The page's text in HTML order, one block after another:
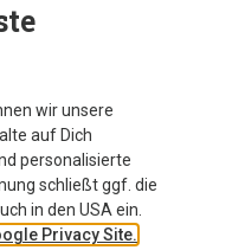
wir unsere
auf Dich
personalisierte
schließt ggf. die
in den USA ein.
Privacy Site.